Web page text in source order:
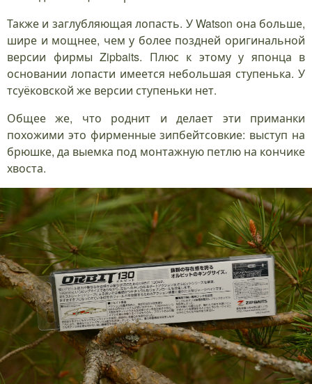
Также и заглубляющая лопасть. У Watson она больше,
шире и мощнее, чем у более поздней оригинальной
версии фирмы Zipbaits. Плюс к этому у японца в
основании лопасти имеется небольшая ступенька. У
тсуёковской же версии ступеньки нет.
Общее же, что роднит и делает эти приманки
похожими это фирменные зипбейтсовкие: выступ на
брюшке, да выемка под монтажную петлю на кончике
хвоста.